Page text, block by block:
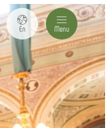
En Menu